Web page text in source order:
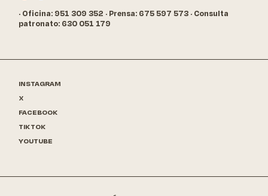
· Oficina: 951 309 352 · Prensa: 675 597 573 · Consulta
patronato: 630 051 179
INSTAGRAM
X
FACEBOOK
TIKTOK
YOUTUBE